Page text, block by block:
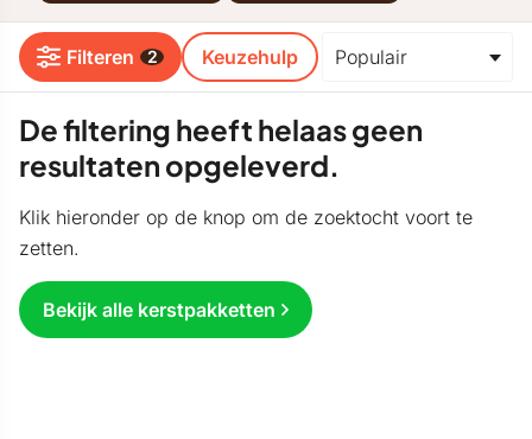
Filteren 2 Keuzehulp
De filtering heeft helaas geen
resultaten opgeleverd.
Klik hieronder op de knop om de zoektocht voort te
zetten.
Bekijk alle kerstpakketten